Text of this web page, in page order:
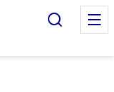
& déchets